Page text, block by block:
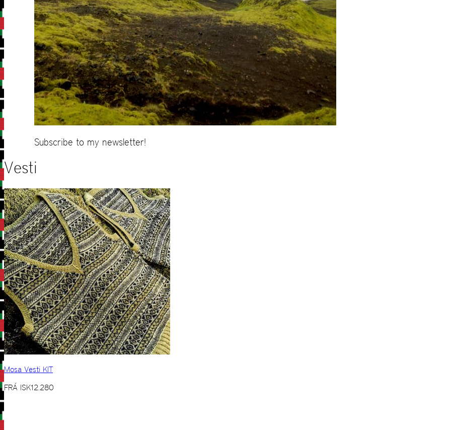
Subscribe to my newsletter!
Vesti
Mosa Vesti KIT
FRÁ ISK12.280